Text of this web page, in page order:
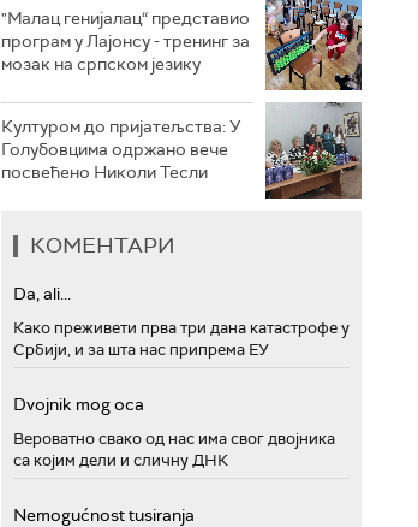
"Малац генијалац“ представио
програм у Лајонсу - тренинг за
мозак на српском језику
Културом до пријатељства: У
Голубовцима одржано вече
посвећено Николи Тесли
КОМЕНТАРИ
Da, ali...
Како преживети прва три дана катастрофе у
Србији, и за шта нас припрема ЕУ
Dvojnik mog oca
Вероватно свако од нас има свог двојника
са којим дели и сличну ДНК
Nemogućnost tusiranja